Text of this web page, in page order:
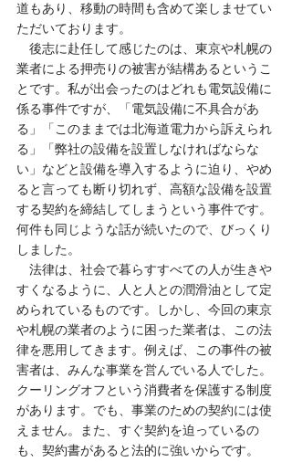
道もあり、移動の時間も含めて楽しませてい
ただいております。
後志に赴任して感じたのは、東京や札幌の
業者による押売りの被害が結構あるというこ
とです。私が出会ったのはどれも電気設備に
係る事件ですが、「電気設備に不具合があ
る」「このままでは北海道電力から訴えられ
る」「弊社の設備を設置しなければならな
い」などと設備を導入するように迫り、やめ
ると言っても断り切れず、高額な設備を設置
する契約を締結してしまうという事件です。
何件も同じような話が続いたので、びっくり
しました。
法律は、社会で暮らすすべての人が生きや
すくなるように、人と人との潤滑油として定
められているものです。しかし、今回の東京
や札幌の業者のように困った業者は、この法
律を悪用してきます。例えば、この事件の被
害者は、みんな事業を営んでいる人でした。
クーリングオフという消費者を保護する制度
があります。でも、事業のための契約には使
えません。また、すぐ契約を迫っているの
も、契約書があると法的に強いからです。